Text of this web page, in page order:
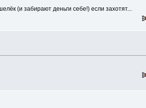
(и забирают деньги себе!) если захотят...